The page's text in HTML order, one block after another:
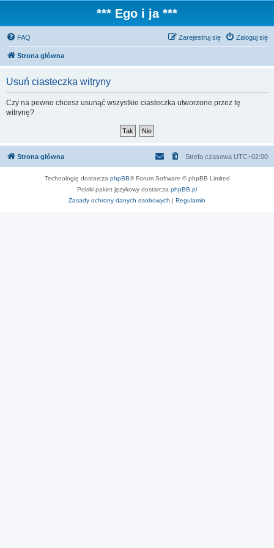
*** Ego i ja ***
FAQ Zaloguj się
Zarejestruj się
Strona główna
Usuń ciasteczka witryny
Czy na pewno chcesz usunąć wszystkie ciasteczka utworzone przez tę
witrynę?
Strona główna Strefa czasowa UTC+02:00
Technologię dostarcza phpBB® Forum Software © phpBB Limited
Polski pakiet językowy dostarcza phpBB.pl
Zasady ochrony danych osobowych | Regulamin